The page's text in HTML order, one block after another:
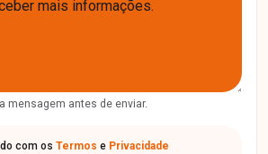
mensagem antes de enviar.
com os Termos e Privacidade